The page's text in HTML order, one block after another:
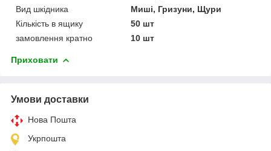
Вид шкідника
Миші, Гризуни, Щури
Кількість в ящику
50 шт
замовлення кратно
10 шт
Приховати
Умови доставки
Нова Пошта
Укрпошта